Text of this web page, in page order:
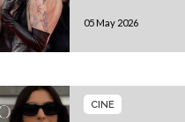
05 May 2026
CINE